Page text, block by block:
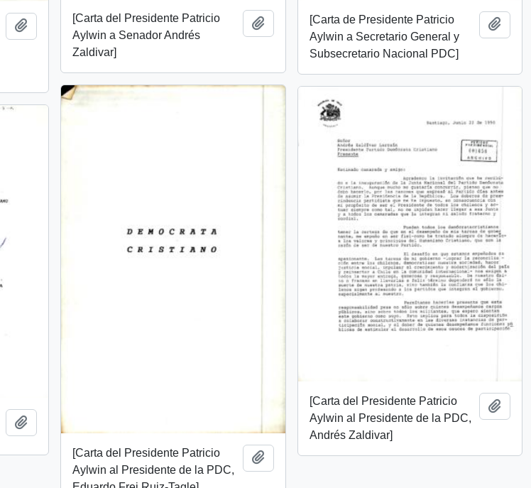
Añadir al portapapeles
[Carta del Presidente Patricio
Aylwin a Senador Andrés
Zaldivar]
Añadir al portapapeles
[Carta de Presidente Patricio
Aylwin a Secretario General y
Subsecretario Nacional PDC]
[Carta del Presidente Patricio
Aylwin al Presidente de la PDC,
Añadir al portapapeles
[Carta del Presidente Patricio
Aylwin al Presidente de la PDC,
Andrés Zaldivar]
Añadir al portapapeles